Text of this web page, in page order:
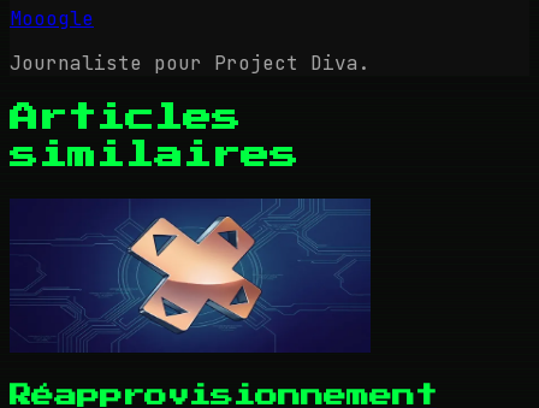
Mooogle
Journaliste pour Project Diva.
Articles
similaires
Réapprovisionnement